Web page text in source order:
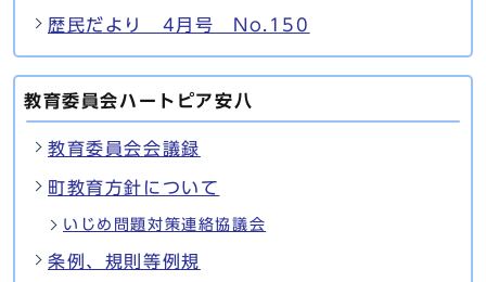
歴民だより 4月号 No.150
教育委員会ハートピア安八
教育委員会会議録
町教育方針について
いじめ問題対策連絡協議会
条例、規則等例規